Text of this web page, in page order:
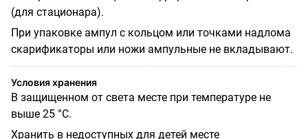
(для стационара).
При упаковке ампул с кольцом или точками надлома
скарификаторы или ножи ампульные не вкладывают.
Условия хранения
В защищенном от света месте при температуре не
выше 25 °С.
Хранить в недоступных для детей месте